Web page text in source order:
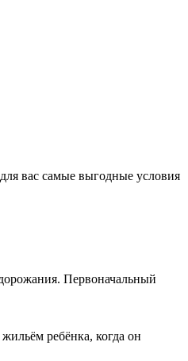
вас самые выгодные условия
Первоначальный
ребёнка, когда он